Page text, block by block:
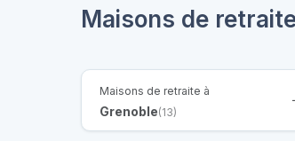
Maisons de
Maisons de retraite à
Grenoble(13)